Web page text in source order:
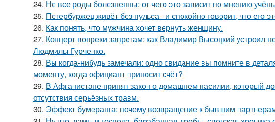
24. Не все роды болезненны: от чего это зависит по мнению
25. Петербуржец живёт без пульса - и спокойно говорит, что его
26. Как понять, что мужчина хочет вернуть женщину.
27. Концерт вопреки запретам: как Владимир Высоцкий устроил
Людмилы Гурченко.
28. Вы когда-нибудь замечали: одно свидание вы помните в
моменту, когда официант приносит счёт?
29. В Афганистане принят закон о домашнем насилии, который
отсутствия серьёзных травм.
30. Эффект бумеранга: почему возвращение к бывшим